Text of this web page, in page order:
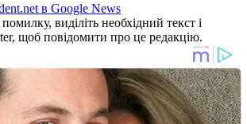
в Google News
виділіть необхідний текст і
щоб повідомити про це редакцію.